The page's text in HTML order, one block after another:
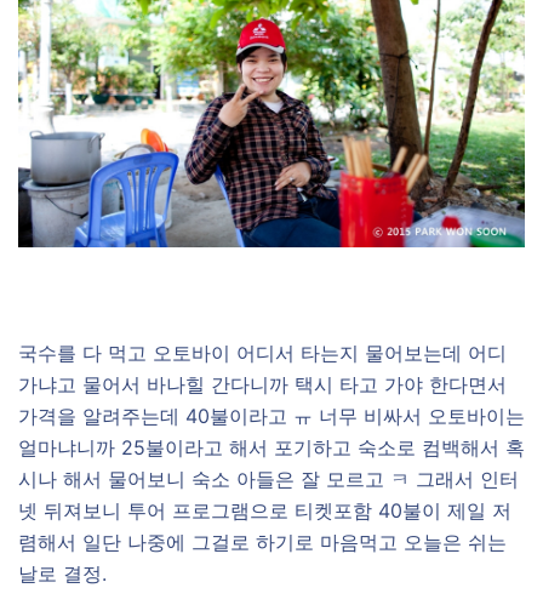
국수를 다 먹고 오토바이 어디서 타는지 물어보는데 어디
가냐고 물어서 바나힐 간다니까 택시 타고 가야 한다면서
가격을 알려주는데 40불이라고 ㅠ 너무 비싸서 오토바이는
얼마냐니까 25불이라고 해서 포기하고 숙소로 컴백해서 혹
시나 해서 물어보니 숙소 아들은 잘 모르고 ㅋ 그래서 인터
넷 뒤져보니 투어 프로그램으로 티켓포함 40불이 제일 저
렴해서 일단 나중에 그걸로 하기로 마음먹고 오늘은 쉬는
날로 결정.